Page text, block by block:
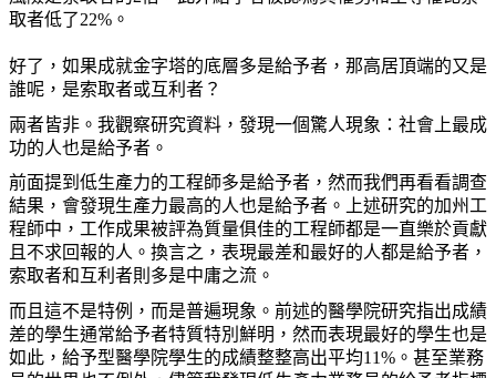
取者低了22% 。
好了，如果成就金字塔的底層多是給予者，那高居頂端的又是
誰呢，是索取者或互利者？
兩者皆非。我觀察研究資料，發現一個驚人現象：社會上最成
功的人也是給予者。
前面提到低生產力的工程師多是給予者，然而我們再看看調查
結果，會發現生產力最高的人也是給予者。上述研究的加州工
程師中，工作成果被評為質量俱佳的工程師都是一直樂於貢獻
且不求回報的人。換言之，表現最差和最好的人都是給予者，
索取者和互利者則多是中庸之流。
而且這不是特例，而是普遍現象。前述的醫學院研究指出成績
差的學生通常給予者特質特別鮮明，然而表現最好的學生也是
如此，給予型醫學院學生的成績整整高出平均11% 。甚至業務